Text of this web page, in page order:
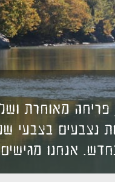
מאוחרת
נצבעים בצבעי
אנחנו